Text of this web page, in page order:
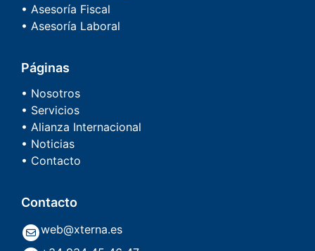
• Asesoría Fiscal
• Asesoría Laboral
Páginas
• Nosotros
• Servicios
• Alianza Internacional
• Noticias
• Contacto
Contacto
web@xterna.es